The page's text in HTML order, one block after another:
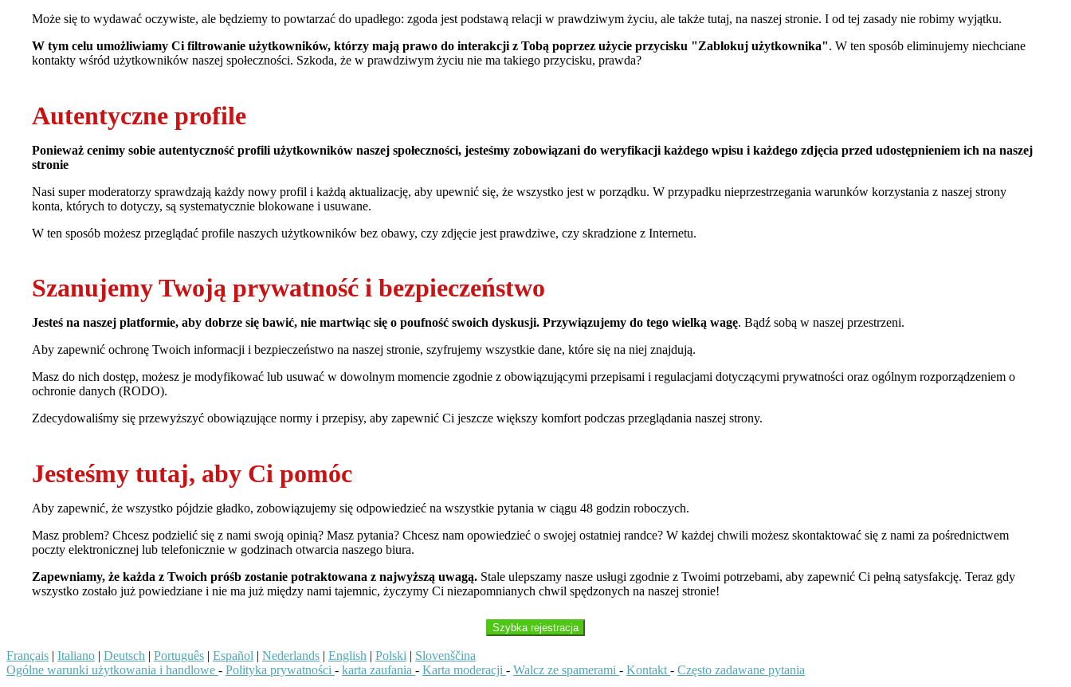
Może się to wydawać oczywiste, ale będziemy to powtarzać do upadłego: zgoda jest podstawą relacji w prawdziwym życiu, ale także tutaj, na naszej stronie. I od tej zasady nie robimy wyjątku.
W tym celu umożliwiamy Ci filtrowanie użytkowników, którzy mają prawo do interakcji z Tobą poprzez użycie przycisku "Zablokuj użytkownika". W ten sposób eliminujemy niechciane
kontakty wśród użytkowników naszej społeczności. Szkoda, że w prawdziwym życiu nie ma takiego przycisku, prawda?
Autentyczne profile
Ponieważ cenimy sobie autentyczność profili użytkowników naszej społeczności, jesteśmy zobowiązani do weryfikacji każdego wpisu i każdego zdjęcia przed udostępnieniem ich na naszej
stronie
Nasi super moderatorzy sprawdzają każdy nowy profil i każdą aktualizację, aby upewnić się, że wszystko jest w porządku. W przypadku nieprzestrzegania warunków korzystania z naszej strony
konta, których to dotyczy, są systematycznie blokowane i usuwane.
W ten sposób możesz przeglądać profile naszych użytkowników bez obawy, czy zdjęcie jest prawdziwe, czy skradzione z Internetu.
Szanujemy Twoją prywatność i bezpieczeństwo
Jesteś na naszej platformie, aby dobrze się bawić, nie martwiąc się o poufność swoich dyskusji. Przywiązujemy do tego wielką wagę. Bądź sobą w naszej przestrzeni.
Aby zapewnić ochronę Twoich informacji i bezpieczeństwo na naszej stronie, szyfrujemy wszystkie dane, które się na niej znajdują.
Masz do nich dostęp, możesz je modyfikować lub usuwać w dowolnym momencie zgodnie z obowiązującymi przepisami i regulacjami dotyczącymi prywatności oraz ogólnym rozporządzeniem o
ochronie danych (RODO).
Zdecydowaliśmy się przewyższyć obowiązujące normy i przepisy, aby zapewnić Ci jeszcze większy komfort podczas przeglądania naszej strony.
Jesteśmy tutaj, aby Ci pomóc
Aby zapewnić, że wszystko pójdzie gładko, zobowiązujemy się odpowiedzieć na wszystkie pytania w ciągu 48 godzin roboczych.
Masz problem? Chcesz podzielić się z nami swoją opinią? Masz pytania? Chcesz nam opowiedzieć o swojej ostatniej randce? W każdej chwili możesz skontaktować się z nami za pośrednictwem
poczty elektronicznej lub telefonicznie w godzinach otwarcia naszego biura.
Zapewniamy, że każda z Twoich próśb zostanie potraktowana z najwyższą uwagą. Stale ulepszamy nasze usługi zgodnie z Twoimi potrzebami, aby zapewnić Ci pełną satysfakcję. Teraz gdy
wszystko zostało już powiedziane i nie ma już między nami tajemnic, życzymy Ci niezapomnianych chwil spędzonych na naszej stronie!
Szybka rejestracja
Français | Italiano | Deutsch | Português | Español | Nederlands | English | Polski | Slovenščina
Ogólne warunki użytkowania i handlowe - Polityka prywatności - karta zaufania - Karta moderacji - Walcz ze spamerami - Kontakt - Często zadawane pytania